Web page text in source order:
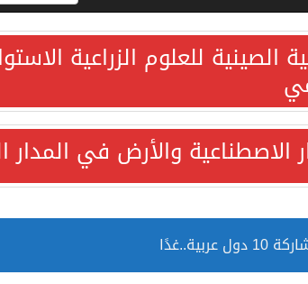
للعلوم الزراعية
الاصطناعية والأرض في المدار